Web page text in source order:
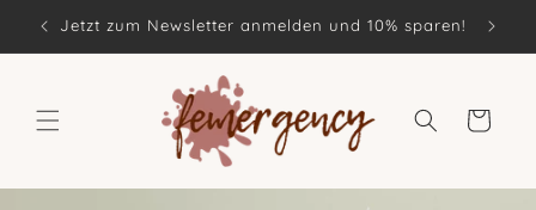
zumJetzt zum Newsletter anmelden und 10% sparen!
Warenkorb